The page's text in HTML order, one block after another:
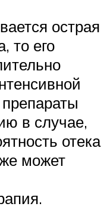
острая
то его
в случае,
отека
может